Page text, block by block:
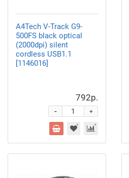
A4Tech V-Track G9-
500FS black optical
(2000dpi) silent
cordless USB1.1
[1146016]
792р.
+
-